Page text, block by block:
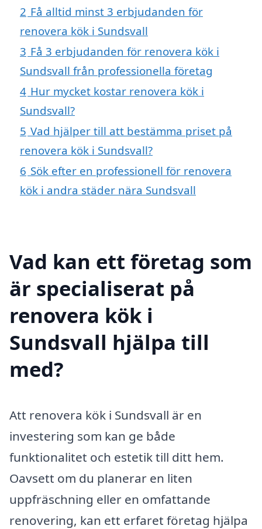
2 Få alltid minst 3 erbjudanden för
renovera kök i Sundsvall
3 Få 3 erbjudanden för renovera kök i
Sundsvall från professionella företag
4 Hur mycket kostar renovera kök i
Sundsvall?
5 Vad hjälper till att bestämma priset på
renovera kök i Sundsvall?
6 Sök efter en professionell för renovera
kök i andra städer nära Sundsvall
Vad kan ett företag som
är specialiserat på
renovera kök i
Sundsvall hjälpa till
med?
Att renovera kök i Sundsvall är en
investering som kan ge både
funktionalitet och estetik till ditt hem.
Oavsett om du planerar en liten
uppfräschning eller en omfattande
renovering, kan ett erfaret företag hjälpa